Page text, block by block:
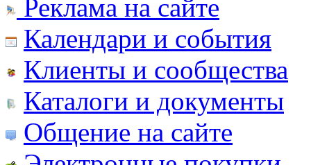
Реклама на сайте
Календари и события
Клиенты и сообщества
Каталоги и документы
Общение на сайте